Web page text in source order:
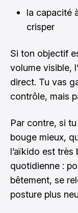
la capacité
crisper
Si ton objectif
volume visible,
direct. Tu vas
contrôle, mais
Par contre, si
bouge mieux,
l’aïkido est très
quotidienne :
bêtement, se
posture plus